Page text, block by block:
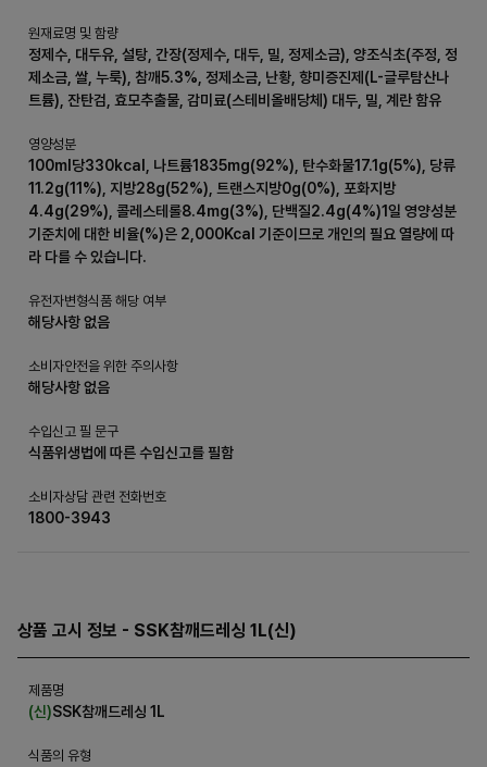
원재료명 및 함량
정제수, 대두유, 설탕, 간장(정제수, 대두, 밀, 정제소금), 양조식초(주정, 정
제소금, 쌀, 누룩), 참깨5.3%, 정제소금, 난황, 향미증진제(L-글루탐산나
트륨), 잔탄검, 효모추출물, 감미료(스테비올배당체) 대두, 밀, 계란 함유
영양성분
100ml당330kcal, 나트륨1835mg(92%), 탄수화물17.1g(5%), 당류
11.2g(11%), 지방28g(52%), 트랜스지방0g(0%), 포화지방
4.4g(29%), 콜레스테롤8.4mg(3%), 단백질2.4g(4%)1일 영양성분
기준치에 대한 비율(%)은 2,000Kcal 기준이므로 개인의 필요 열량에 따
라 다를 수 있습니다.
유전자변형식품 해당 여부
해당사항 없음
소비자안전을 위한 주의사항
해당사항 없음
수입신고 필 문구
식품위생법에 따른 수입신고를 필함
소비자상담 관련 전화번호
1800-3943
상품 고시 정보 - SSK참깨드레싱 1L(신)
제품명
(신)SSK참깨드레싱 1L
식품의 유형